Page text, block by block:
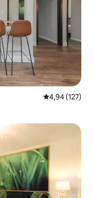
4,94 av 5 i
4,94 (127)